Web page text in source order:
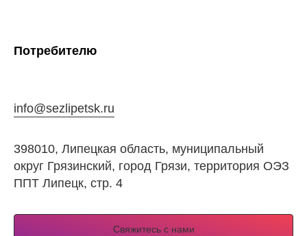
info@sezlipetsk.ru
398010, Липецкая область, муниципальный
округ Грязинский, город Грязи, территория ОЭЗ
ППТ Липецк, стр. 4
Свяжитесь с нами
Потребителю